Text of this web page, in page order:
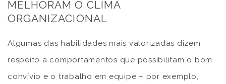
MELHORAM O CLIMA
ORGANIZACIONAL
Algumas das habilidades mais valorizadas dizem
respeito a comportamentos que possibilitam o bom
convívio e o trabalho em equipe – por exemplo,